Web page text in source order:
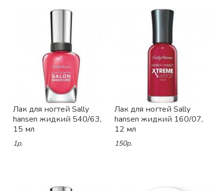
Лак для ногтей Sally
hansen жидкий 540/63,
15 мл
1р.
Лак для ногтей Sally
hansen жидкий 160/07,
12 мл
150р.